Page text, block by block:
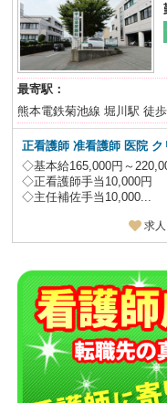
最寄駅：
熊本電鉄菊池線 堀川駅 徒
正看護師 准看護師 医院
◇基本給165,000円～
◇正看護師手当10,000円
◇主任補佐手当10,000...
求